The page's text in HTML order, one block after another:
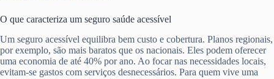
O que caracteriza um seguro saúde acessível
Um seguro acessível equilibra bem custo e cobertura. Planos regionais,
por exemplo, são mais baratos que os nacionais. Eles podem oferecer
uma economia de até 40% por ano. Ao focar nas necessidades locais,
evitam-se gastos com serviços desnecessários. Para quem vive uma